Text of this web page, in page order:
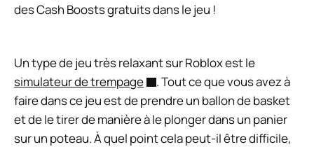
des Cash Boosts gratuits dans le jeu !
Un type de jeu très relaxant sur Roblox est le
simulateur de trempage
. Tout ce que vous avez à
faire dans ce jeu est de prendre un ballon de basket
et de le tirer de manière à le plonger dans un panier
sur un poteau. À quel point cela peut-il être difficile,